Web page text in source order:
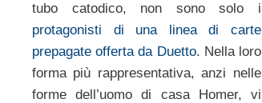
tubo catodico, non sono solo i
protagonisti di una linea di carte
prepagate offerta da Duetto. Nella loro
forma più rappresentativa, anzi nelle
forme dell’uomo di casa Homer, vi